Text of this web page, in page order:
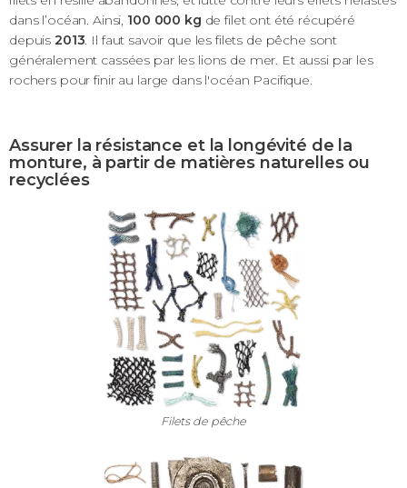
dans l’océan. Ainsi, 100 000 kg de filet ont été récupéré
depuis 2013. Il faut savoir que les filets de pêche sont
généralement cassées par les lions de mer. Et aussi par les
rochers pour finir au large dans l'océan Pacifique.
Assurer la résistance et la longévité de la
monture, à partir de matières naturelles ou
recyclées
Filets de pêche